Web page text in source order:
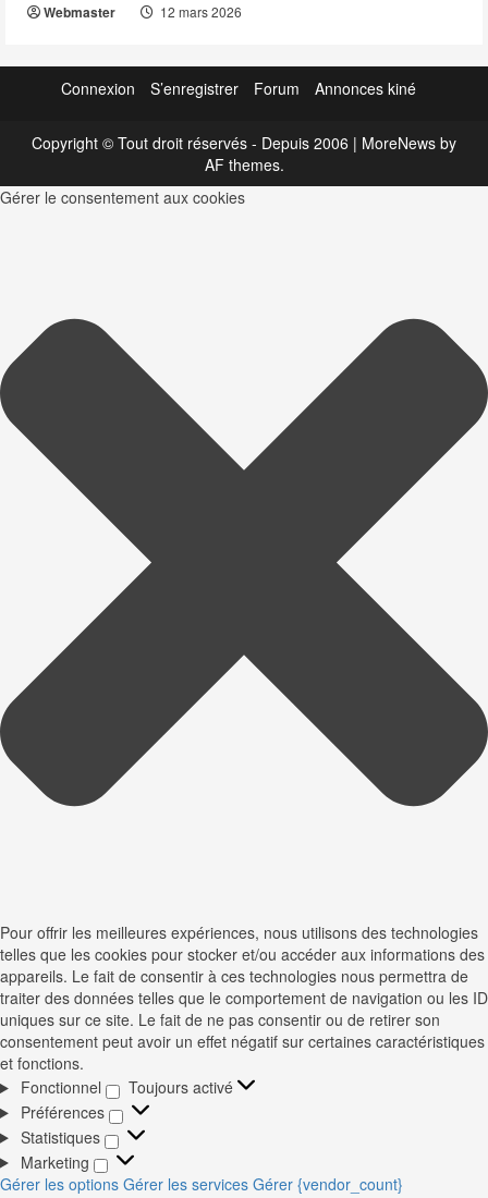
Webmaster 12 mars 2026
Connexion S’enregistrer Forum Annonces kiné
Copyright © Tout droit réservés - Depuis 2006 | MoreNews by
AF themes.
Gérer le consentement aux cookies
Pour offrir les meilleures expériences, nous utilisons des technologies
telles que les cookies pour stocker et/ou accéder aux informations des
appareils. Le fait de consentir à ces technologies nous permettra de
traiter des données telles que le comportement de navigation ou les ID
uniques sur ce site. Le fait de ne pas consentir ou de retirer son
consentement peut avoir un effet négatif sur certaines caractéristiques
et fonctions.
Fonctionnel
Fonctionnel
Toujours activé
Préférences
Préférences
Statistiques Statistiques
Marketing Marketing
Gérer les options Gérer les services Gérer {vendor_count}